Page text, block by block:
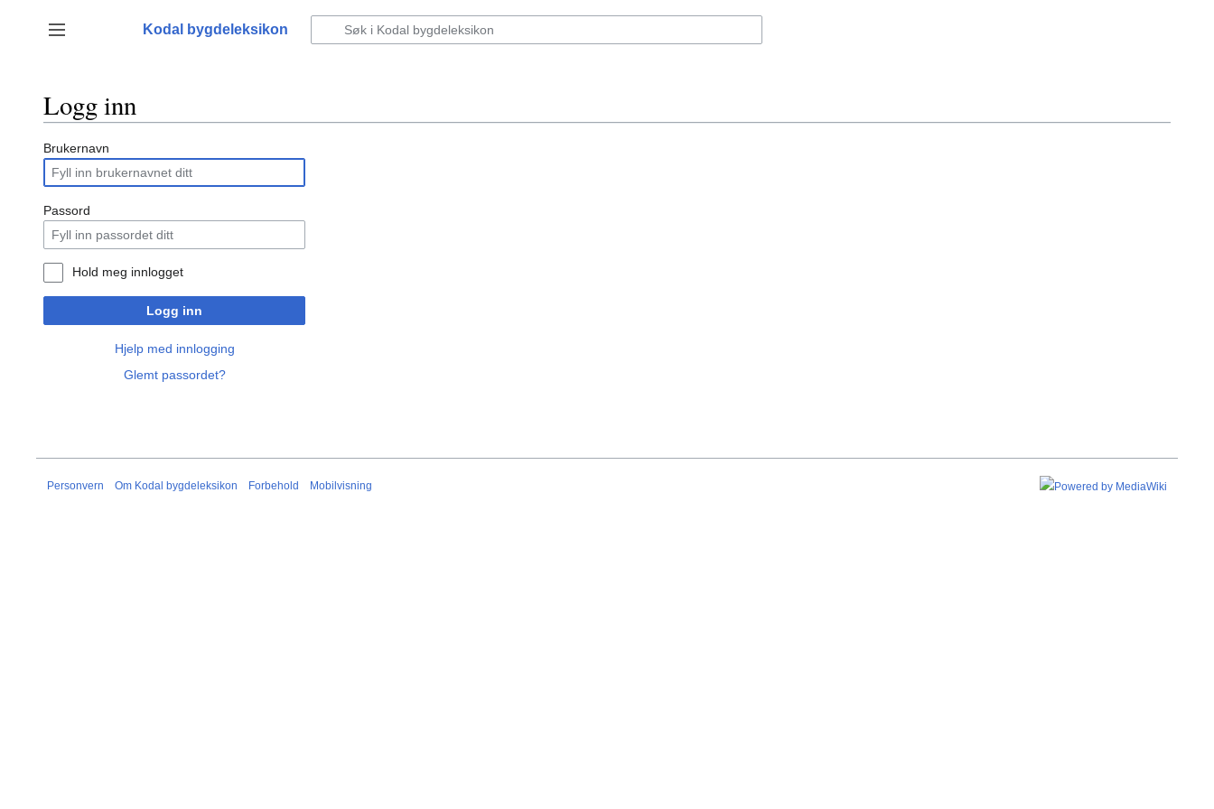
innhold
Vis/skjul sidefelt
Kodal bygdeleksikon
Logg inn
Brukernavn
Passord
Hold meg innlogget
Logg inn
Hjelp med innlogging
Glemt passordet?
Personvern Om Kodal bygdeleksikon Forbehold Mobilvisning